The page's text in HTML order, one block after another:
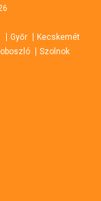
Győr
Kecskemét
Szolnok